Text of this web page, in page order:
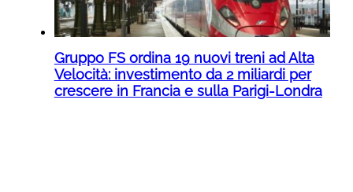
Gruppo FS ordina 19 nuovi treni ad Alta
Velocità: investimento da 2 miliardi per
crescere in Francia e sulla Parigi-Londra